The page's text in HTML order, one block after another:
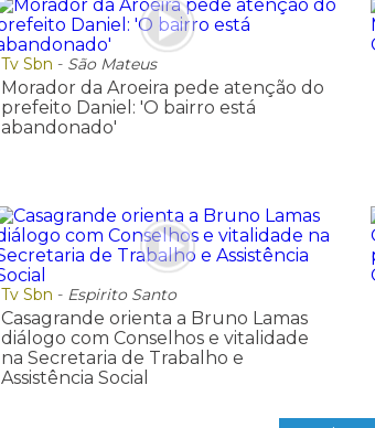
Tv Sbn - São Mateus
Morador da Aroeira pede atenção do
prefeito Daniel: 'O bairro está
abandonado'
Tv Sbn - Espirito Santo
Casagrande orienta a Bruno Lamas
diálogo com Conselhos e vitalidade
na Secretaria de Trabalho e
Assistência Social